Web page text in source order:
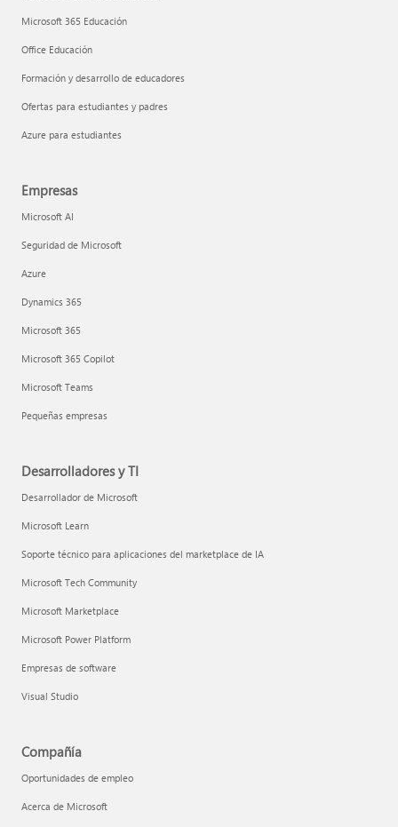
Microsoft 365 Educación
Office Educación
Formación y desarrollo de educadores
Ofertas para estudiantes y padres
Azure para estudiantes
Empresas
Microsoft AI
Seguridad de Microsoft
Azure
Dynamics 365
Microsoft 365
Microsoft 365 Copilot
Microsoft Teams
Pequeñas empresas
Desarrolladores y TI
Desarrollador de Microsoft
Microsoft Learn
Soporte técnico para aplicaciones del marketplace de IA
Microsoft Tech Community
Microsoft Marketplace
Microsoft Power Platform
Empresas de software
Visual Studio
Compañía
Oportunidades de empleo
Acerca de Microsoft